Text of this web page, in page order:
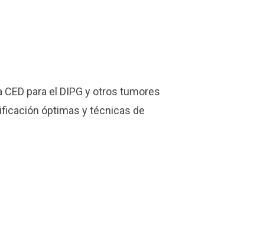
para el DIPG y otros tumores
óptimas y técnicas de